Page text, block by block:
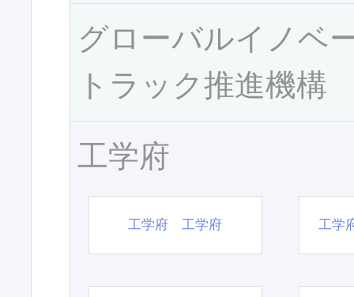
グローバルイノベ
トラック推進機構
工学府
工学府 工学府 工学